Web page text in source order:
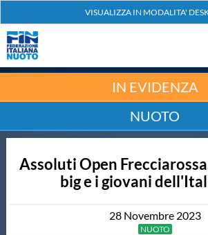
Nuoto
Tuffi
IN EVIDENZA
NUOTO
Assoluti Open
big e i giovani
28 Novembre 2023
NUOTO